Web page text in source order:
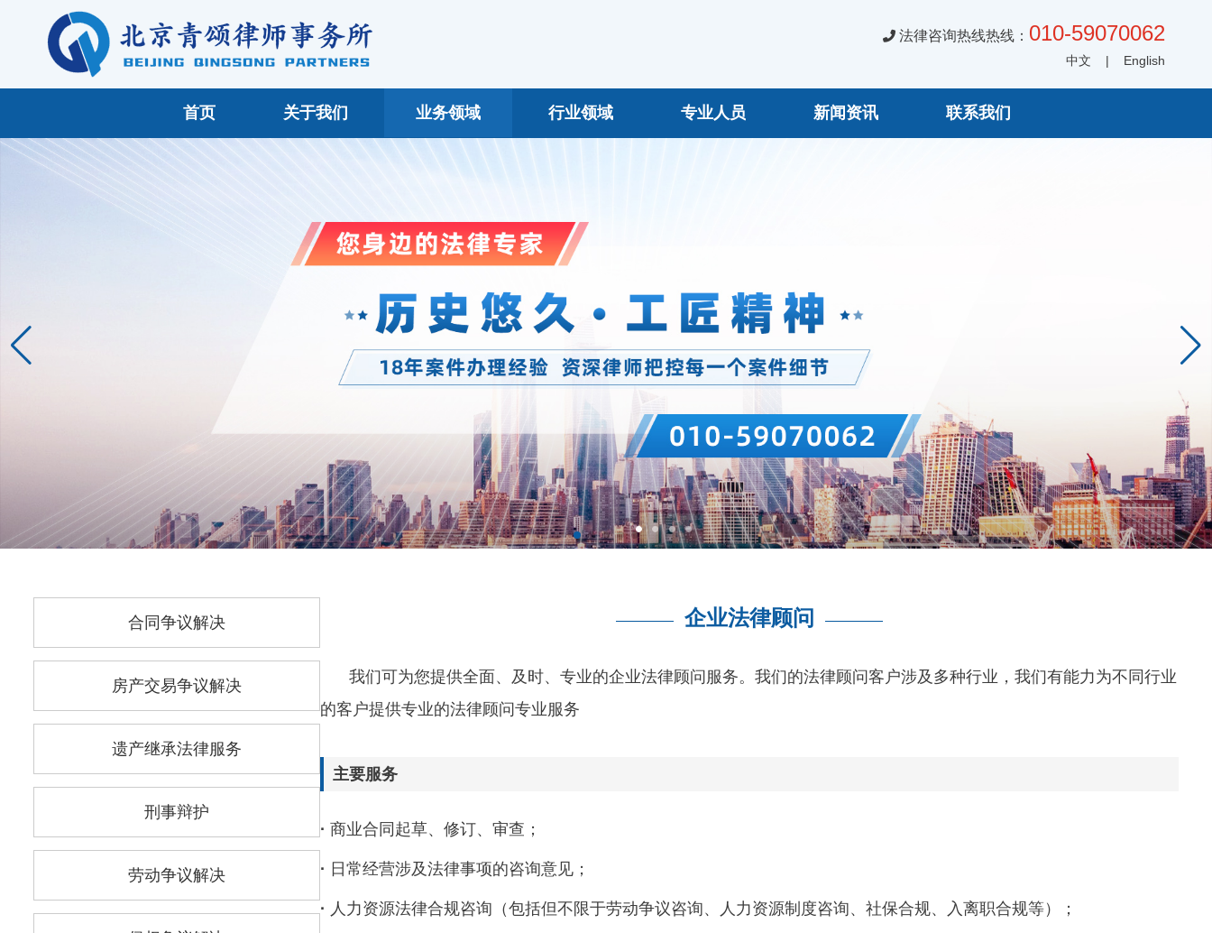
法律咨询热线热线： 010-59070062
中文 | English
首页 关于我们 业务领域 行业领域 专业人员 新闻资讯 联系我们
合同争议解决
房产交易争议解决
遗产继承法律服务
刑事辩护
劳动争议解决
———— 企业法律顾问 ————
我们可为您提供全面、及时、专业的企业法律顾问服务。我们的法律顾问客户涉及多种行业，我们有能力为不同行业
的客户提供专业的法律顾问专业服务
主要服务
· 商业合同起草、修订、审查；
· 日常经营涉及法律事项的咨询意见；
· 人力资源法律合规咨询（包括但不限于劳动争议咨询、人力资源制度咨询、社保合规、入离职合规等）；